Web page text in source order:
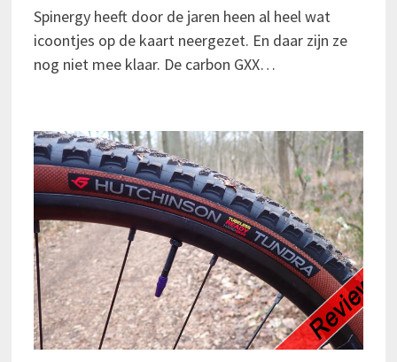
Spinergy heeft door de jaren heen al heel wat
icoontjes op de kaart neergezet. En daar zijn ze
nog niet mee klaar. De carbon GXX…